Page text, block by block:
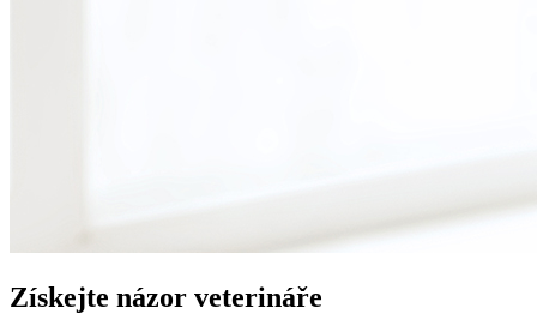
Získejte názor veterináře